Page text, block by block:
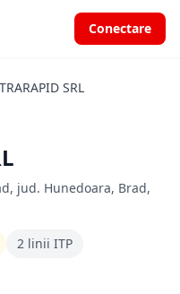
Conectare
SRL
jud. Hunedoara, Brad,
2 linii ITP